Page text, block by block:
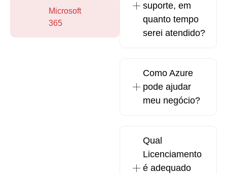
Microsoft
365
suporte, em
quanto tempo
serei atendido?
Como Azure
pode ajudar
meu negócio?
Qual
Licenciamento
é adequado